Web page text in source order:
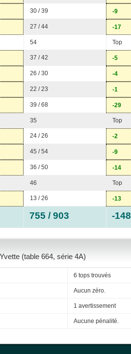
30 / 39 -9
27 / 44 -17
54 Top
37 / 42 -5
26 / 30 -4
22 / 23 -1
39 / 68 -29
35 Top
24 / 26 -2
45 / 54 -9
36 / 50 -14
46 Top
13 / 26 -13
755 / 903 -148
(table 664, série 4A)
6 tops trouvés
Aucun zéro.
1 avertissement
Aucune pénalité.